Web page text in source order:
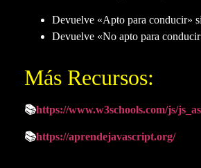
Devuelve «Apto para conducir»
Devuelve «No apto para
Más Recursos:
📚https://www.w3schools.com/js/
📚https://aprendejavascript.org/